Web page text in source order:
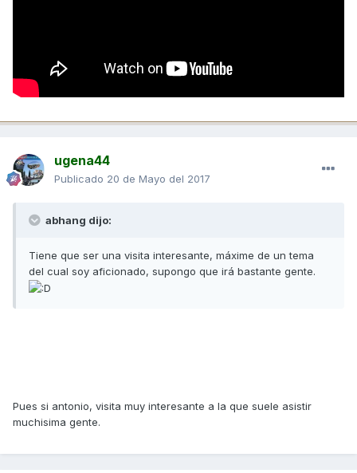
ugena44
Publicado 20 de Mayo del 2017
abhang dijo:
Tiene que ser una visita interesante, máxime de un tema
del cual soy aficionado, supongo que irá bastante gente.
Pues si antonio, visita muy interesante a la que suele asistir
muchisima gente.